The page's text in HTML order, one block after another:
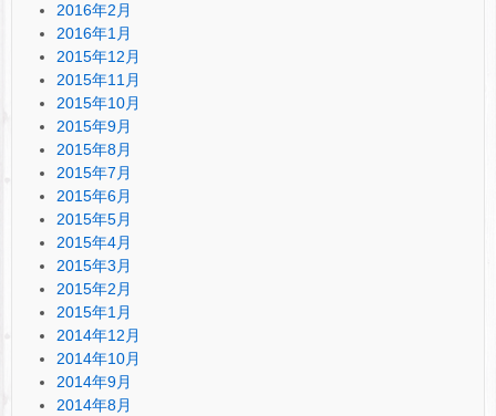
2016年2月
2016年1月
2015年12月
2015年11月
2015年10月
2015年9月
2015年8月
2015年7月
2015年6月
2015年5月
2015年4月
2015年3月
2015年2月
2015年1月
2014年12月
2014年10月
2014年9月
2014年8月